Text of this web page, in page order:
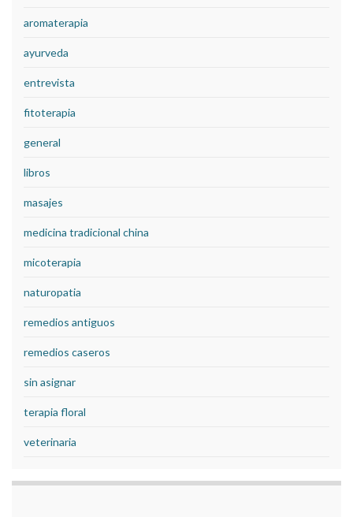
aromaterapia
ayurveda
entrevista
fitoterapia
general
libros
masajes
medicina tradicional china
micoterapia
naturopatia
remedios antiguos
remedios caseros
sin asignar
terapia floral
veterinaria